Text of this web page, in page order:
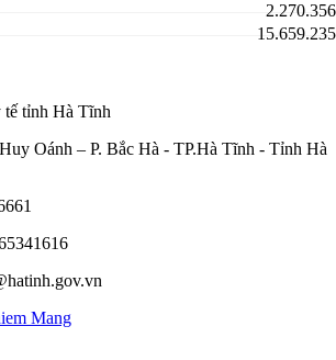
2.270.356
15.659.235
tế tỉnh Hà Tĩnh
Oánh – P. Bắc Hà - TP.Hà Tĩnh - Tỉnh Hà